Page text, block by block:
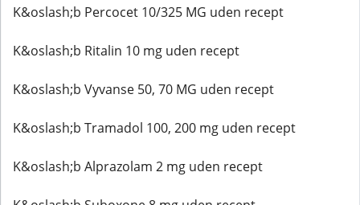
K&oslash;b Percocet 10/325 MG uden recept
K&oslash;b Ritalin 10 mg uden recept
K&oslash;b Vyvanse 50, 70 MG uden recept
K&oslash;b Tramadol 100, 200 mg uden recept
K&oslash;b Alprazolam 2 mg uden recept